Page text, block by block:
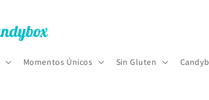
Momentos Únicos Sin Gluten